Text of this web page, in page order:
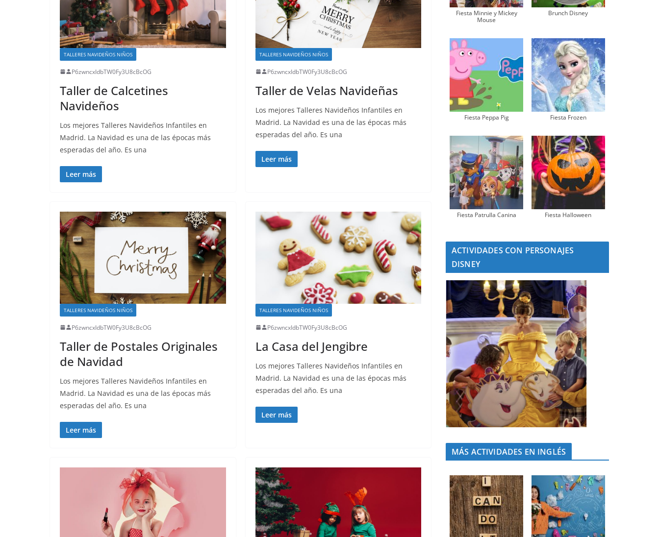
TALLERES NAVIDEÑOS NIÑOS
P6zwncxIdbTW0Fy3U8cBcOG
Taller de Calcetines
Navideños
Los mejores Talleres Navideños Infantiles en
Madrid. La Navidad es una de las épocas más
esperadas del año. Es una
Leer más
TALLERES NAVIDEÑOS NIÑOS
P6zwncxIdbTW0Fy3U8cBcOG
Taller de Velas Navideñas
Los mejores Talleres Navideños Infantiles en
Madrid. La Navidad es una de las épocas más
esperadas del año. Es una
Leer más
TALLERES NAVIDEÑOS NIÑOS
P6zwncxIdbTW0Fy3U8cBcOG
Taller de Postales Originales
de Navidad
Los mejores Talleres Navideños Infantiles en
Madrid. La Navidad es una de las épocas más
esperadas del año. Es una
Leer más
TALLERES NAVIDEÑOS NIÑOS
P6zwncxIdbTW0Fy3U8cBcOG
La Casa del Jengibre
Los mejores Talleres Navideños Infantiles en
Madrid. La Navidad es una de las épocas más
esperadas del año. Es una
Leer más
Fiesta Minnie y Mickey
Mouse
Brunch Disney
Fiesta Peppa Pig Fiesta Frozen
Fiesta Patrulla Canina Fiesta Halloween
ACTIVIDADES CON PERSONAJES
DISNEY
MÁS ACTIVIDADES EN INGLÉS